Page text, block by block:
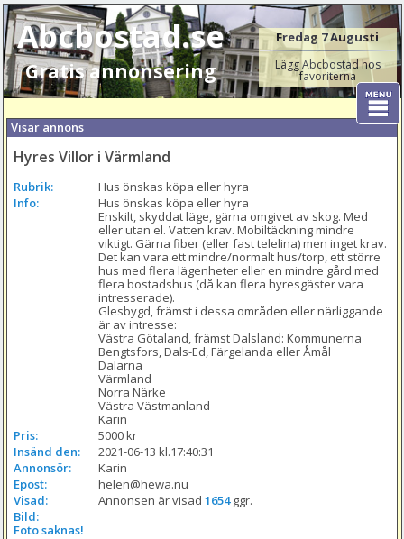
Abcbostad.se
Gratis annonsering
Fredag 7 Augusti
Lägg Abcbostad hos
favoriterna
Visar annons
Hyres Villor i Värmland
Rubrik:
Hus önskas köpa eller hyra
Info:
Hus önskas köpa eller hyra
Enskilt, skyddat läge, gärna omgivet av skog. Med
eller utan el. Vatten krav. Mobiltäckning mindre
viktigt. Gärna fiber (eller fast telelina) men inget krav.
Det kan vara ett mindre/normalt hus/torp, ett större
hus med flera lägenheter eller en mindre gård med
flera bostadshus (då kan flera hyresgäster vara
intresserade).
Glesbygd, främst i dessa områden eller närliggande
är av intresse:
Västra Götaland, främst Dalsland: Kommunerna
Bengtsfors, Dals-Ed, Färgelanda eller Åmål
Dalarna
Värmland
Norra Närke
Västra Västmanland
Karin
Pris:
5000 kr
Insänd den:
2021-06-13 kl.17:40:31
Annonsör:
Karin
Epost:
helen@hewa.nu
Visad:
Annonsen är visad 1654 ggr.
Bild:
Foto saknas!